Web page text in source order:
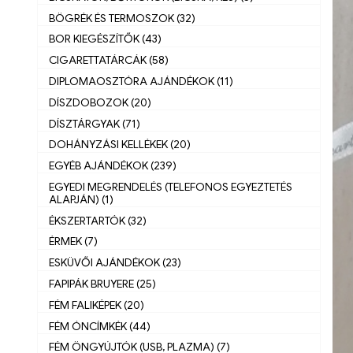
BÖGRÉK ÉS TERMOSZOK (32)
BOR KIEGÉSZÍTŐK (43)
CIGARETTATÁRCÁK (58)
DIPLOMAOSZTÓRA AJÁNDÉKOK (11)
DÍSZDOBOZOK (20)
DÍSZTÁRGYAK (71)
DOHÁNYZÁSI KELLÉKEK (20)
EGYÉB AJÁNDÉKOK (239)
EGYEDI MEGRENDELÉS (TELEFONOS EGYEZTETÉS
ALAPJÁN) (1)
ÉKSZERTARTÓK (32)
ÉRMEK (7)
ESKÜVŐI AJÁNDÉKOK (23)
FAPIPÁK BRUYERE (25)
FÉM FALIKÉPEK (20)
FÉM ÓNCÍMKÉK (44)
FÉM ÖNGYÚJTÓK (USB, PLAZMA) (7)